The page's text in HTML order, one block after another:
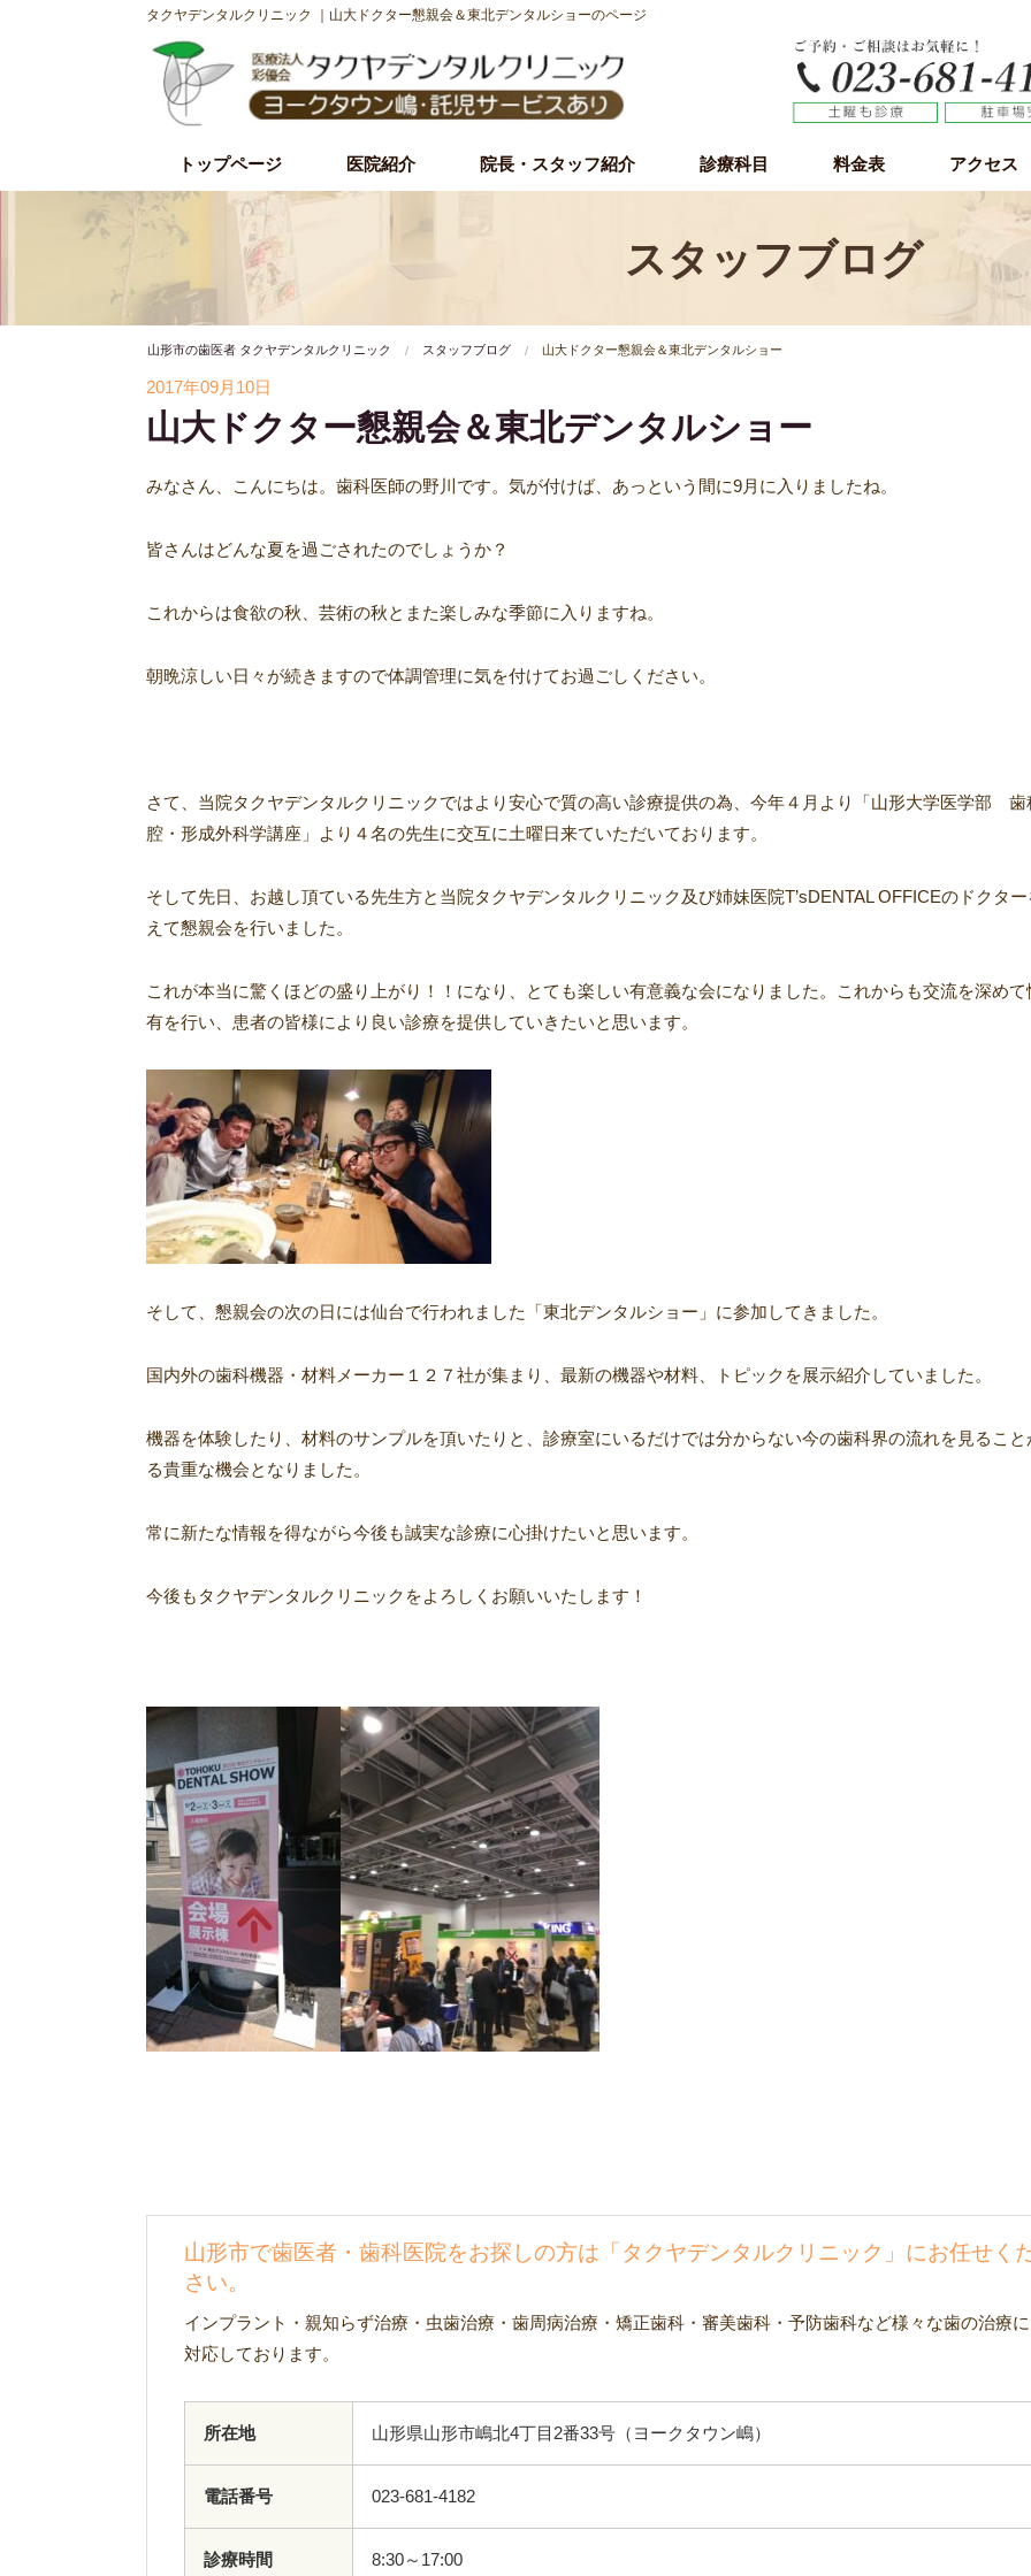
タクヤデンタルクリニック ｜山大ドクター懇親会＆東北デンタルショーのページ
トップページ 医院紹介
初診時の流れ
理事長紹介
院内・設備紹介
治療理念・方針
院長・スタッフ紹介 診療科目 料金表 アクセス
スタッフブログ
山形市の歯医者 タクヤデンタルクリニック スタッフブログ 山大ドクター懇親会＆東北デンタルショー
2017年09月10日
山大ドクター懇親会＆東北デンタルショー
みなさん、こんにちは。歯科医師の野川です。気が付けば、あっという間に9月に入りましたね。
皆さんはどんな夏を過ごされたのでしょうか？
これからは食欲の秋、芸術の秋とまた楽しみな季節に入りますね。
朝晩涼しい日々が続きますので体調管理に気を付けてお過ごしください。
さて、当院タクヤデンタルクリニックではより安心で質の高い診療提供の為、今年４月より「山形大学医学部 歯
腔・形成外科学講座」より４名の先生に交互に土曜日来ていただいております。
そして先日、お越し頂ている先生方と当院タクヤデンタルクリニック及び姉妹医院T’sDENTAL OFFICEのドクタ
えて懇親会を行いました。
これが本当に驚くほどの盛り上がり！！になり、とても楽しい有意義な会になりました。これからも交流を深めて
有を行い、患者の皆様により良い診療を提供していきたいと思います。
そして、懇親会の次の日には仙台で行われました「東北デンタルショー」に参加してきました。
国内外の歯科機器・材料メーカー１２７社が集まり、最新の機器や材料、トピックを展示紹介していました。
機器を体験したり、材料のサンプルを頂いたりと、診療室にいるだけでは分からない今の歯科界の流れを見ること
る貴重な機会となりました。
常に新たな情報を得ながら今後も誠実な診療に心掛けたいと思います。
今後もタクヤデンタルクリニックをよろしくお願いいたします！
山形市で歯医者・歯科医院をお探しの方は「タクヤデンタルクリニック」にお任せく
さい。
インプラント・親知らず治療・虫歯治療・歯周病治療・矯正歯科・審美歯科・予防歯科など様々な歯の治療に
対応しております。
所在地 山形県山形市嶋北4丁目2番33号（ヨークタウン嶋）
電話番号 023-681-4182
診療時間 8:30～17:00